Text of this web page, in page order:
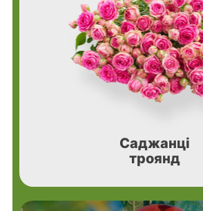
Саджанці
троянд